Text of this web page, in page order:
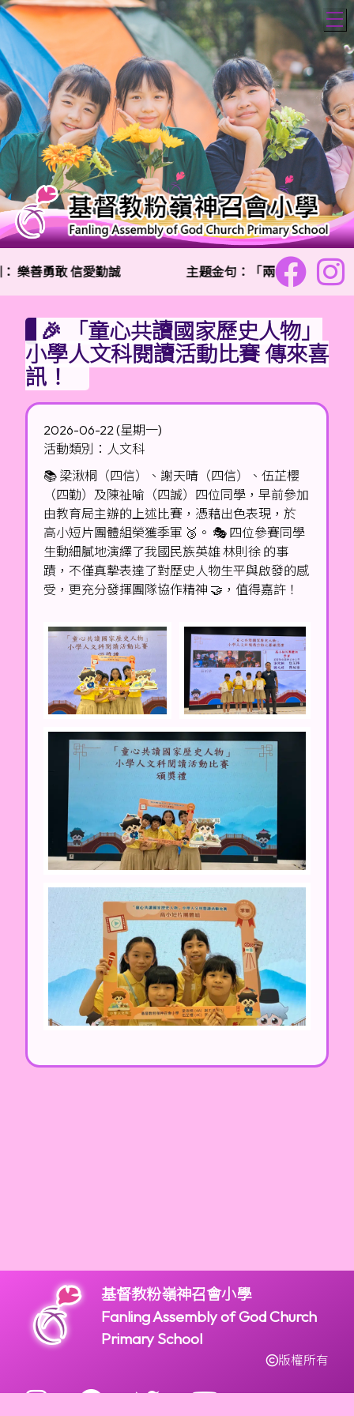
樂善勇敢 信愛勤誠 主題金句：「兩個人總比一
🎉 「童心共讀國家歷史人物」
小學人文科閱讀活動比賽 傳來喜
訊！
2026-06-22 (星期一)
活動類別：人文科
📚 梁湫桐（四信）、謝天晴（四信）、伍芷櫻
（四勤）及陳祉喻（四誠）四位同學，早前參加
由教育局主辦的上述比賽，憑藉出色表現，於
高小短片團體組榮獲季軍 🥉。 🎭 四位參賽同學
生動細膩地演繹了我國民族英雄 林則徐 的事
蹟，不僅真摯表達了對歷史人物生平與啟發的感
受，更充分發揮團隊協作精神 🤝，值得嘉許！
基督教粉嶺神召會小學
Fanling Assembly of God Church
Primary School
版權所有